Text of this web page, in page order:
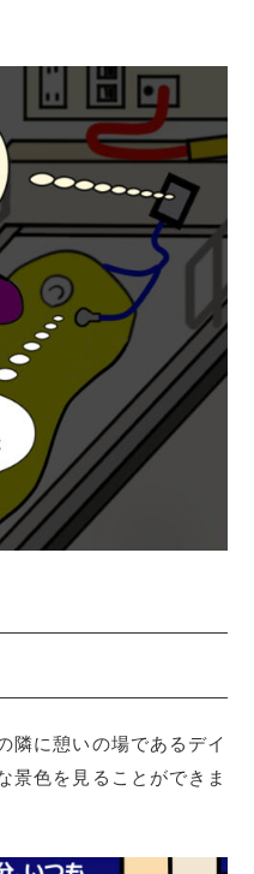
に憩いの場であるデイ
景色を見ることができま